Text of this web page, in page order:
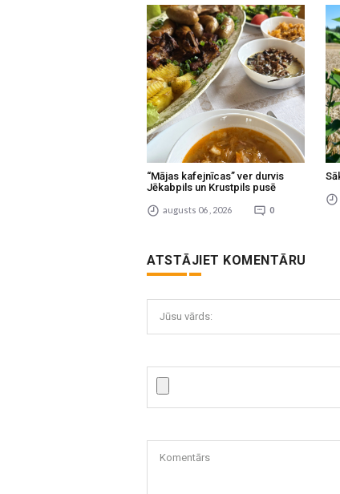
“Mājas kafejnīcas” ver durvis
Jēkabpils un Krustpils pusē
augusts 06 , 2026 0
ATSTĀJIET KOMENTĀRU
Jūsu vārds:
Komentārs